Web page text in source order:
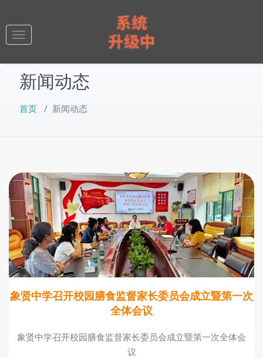
Toggle
新闻动态
首页 / 新闻动态
象贤中学召开校园膳食监督家长委员会成立暨第一次
全体会议
象贤中学召开校园膳食监督家长委员会成立暨第一次全体会
议